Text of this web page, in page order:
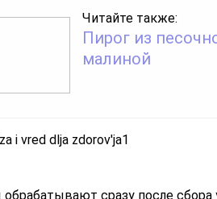
Читайте также:
Пирог из
малиной
сразу после сбора